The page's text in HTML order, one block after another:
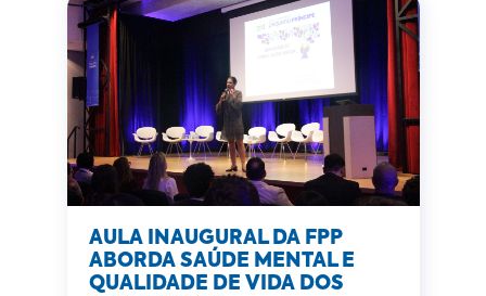
AULA INAUGURAL DA FPP
ABORDA SAÚDE MENTAL E
QUALIDADE DE VIDA DOS